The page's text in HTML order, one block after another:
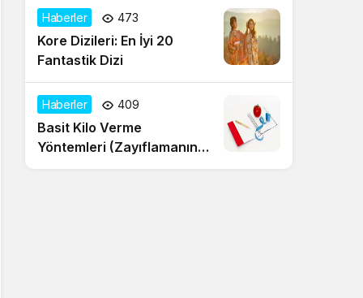
Haberler 473
Kore Dizileri: En İyi 20
Fantastik Dizi
Haberler 409
Basit Kilo Verme
Yöntemleri (Zayıflamanın